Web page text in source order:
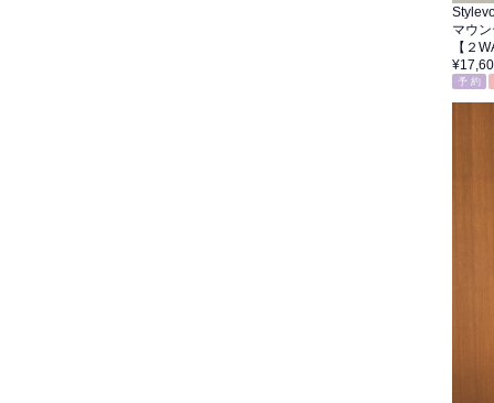
マウ
【２
予 約